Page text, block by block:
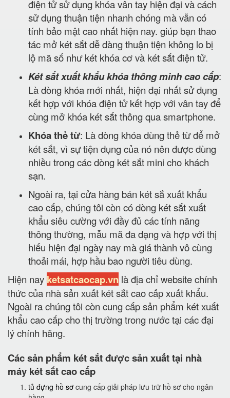
điện tử sử dụng khóa vân tay hiện đại và cách
sử dụng thuận tiện nhanh chóng mà vẫn có
tính bảo mật cao nhất hiện nay. giúp bạn thao
tác mở két sắt dễ dàng thuận tiện không lo bị
lộ mã số như két khóa cơ và két sắt điện tử.
Két sắt xuất khẩu khóa thông minh cao cấp:
Là dòng khóa mới nhất, hiện đại nhất sử dụng
kết hợp với khóa điện tử kết hợp với vân tay để
cùng mở khóa két sắt thông qua smartphone.
Khóa thẻ từ: Là dòng khóa dùng thẻ từ để mở
két sắt, vì sự tiện dụng của nó nên được dùng
nhiều trong các dòng két sắt mini cho khách
sạn.
Ngoài ra, tại cửa hàng bán két sắ xuất khẩu
cao cấp, chúng tôi còn có dòng két sắt xuất
khẩu siêu cường với đầy đủ các tính năng
thông thường, mẫu mã đa dạng và hợp với thị
hiếu hiện đại ngày nay mà giá thành vô cùng
thoải mái, hợp hầu bao người tiêu dùng.
Hiện nay ketsatcaocap.vn là địa chỉ website chính
thức của nhà sản xuất két sắt cao cấp xuất khẩu.
Ngoài ra chúng tôi còn cung cấp sản phẩm két xuất
khẩu cao cấp cho thị trường trong nước tại các đại
lý chính hãng.
Các sản phẩm két sắt được sản xuất tại nhà
máy két sắt cao cấp
tủ đựng hồ sơ cung cấp giải pháp lưu trữ hồ sơ cho ngân